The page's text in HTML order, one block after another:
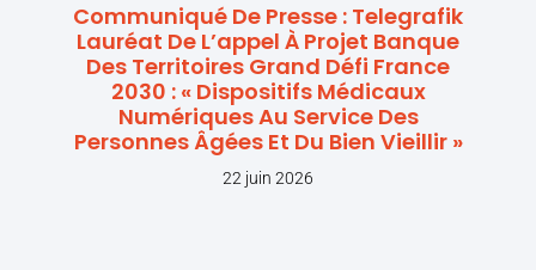
Communiqué De Presse : Telegrafik
Lauréat De L’appel À Projet Banque
Des Territoires Grand Défi France
2030 : « Dispositifs Médicaux
Numériques Au Service Des
Personnes Âgées Et Du Bien Vieillir »
22 juin 2026